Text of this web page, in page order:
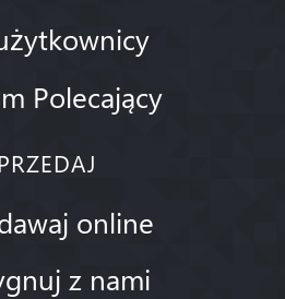
Polecający
online
z nami